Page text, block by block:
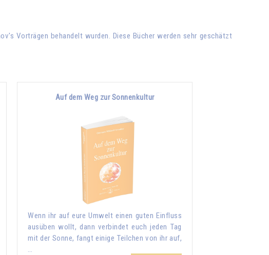
's Vorträgen behandelt wurden. Diese Bücher werden sehr geschätzt
Auf dem Weg zur Sonnenkultur
Wenn ihr auf eure Umwelt einen guten Einfluss
ausüben wollt, dann verbindet euch jeden Tag
mit der Sonne, fangt einige Teilchen von ihr auf,
…